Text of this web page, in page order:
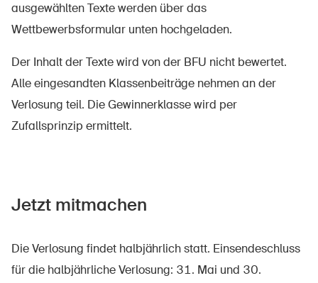
ausgewählten Texte werden über das
Wettbewerbsformular unten hochgeladen.
Der Inhalt der Texte wird von der BFU nicht bewertet.
Alle eingesandten Klassenbeiträge nehmen an der
Verlosung teil. Die Gewinnerklasse wird per
Zufallsprinzip ermittelt.
Jetzt mitmachen
Die Verlosung findet halbjährlich statt. Einsendeschluss
für die halbjährliche Verlosung: 31. Mai und 30.